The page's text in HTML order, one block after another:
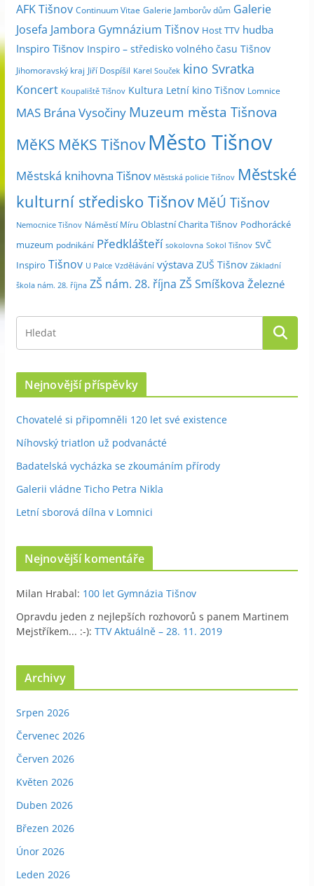
v
d
l
e
m
s
í
e
AFK Tišnov Continuum Vitae Galerie Jamborův dům Galerie
Josefa Jambora Gymnázium Tišnov Host TTV hudba
Inspiro Tišnov Inspiro – středisko volného času Tišnov
Jihomoravský kraj Jiří Dospíšil Karel Souček kino Svratka
Koncert Koupaliště Tišnov Kultura Letní kino Tišnov Lomnice
MAS Brána Vysočiny Muzeum města Tišnova
MěKS MěKS Tišnov Město Tišnov
Městská knihovna Tišnov Městská policie Tišnov Městské
kulturní středisko Tišnov MěÚ Tišnov
Nemocnice Tišnov Náměstí Míru Oblastní Charita Tišnov Podhorácké
muzeum podnikání Předklášteří sokolovna Sokol Tišnov SVČ
Inspiro Tišnov U Palce Vzdělávání výstava ZUŠ Tišnov Základní
škola nám. 28. října ZŠ nám. 28. října ZŠ Smíškova Železné
Nejnovější příspěvky
Chovatelé si připomněli 120 let své existence
Níhovský triatlon už podvanácté
Badatelská vycházka se zkoumáním přírody
Galerii vládne Ticho Petra Nikla
Letní sborová dílna v Lomnici
Nejnovější komentáře
Milan Hrabal: 100 let Gymnázia Tišnov
Opravdu jeden z nejlepších rozhovorů s panem Martinem
Mejstříkem... :-): TTV Aktuálně – 28. 11. 2019
Archivy
Srpen 2026
Červenec 2026
Červen 2026
Květen 2026
Duben 2026
Březen 2026
Únor 2026
Leden 2026